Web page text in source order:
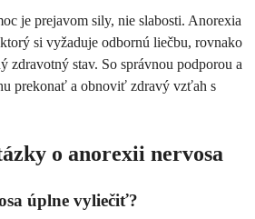
je prejavom sily, nie slabosti. Anorexia
si vyžaduje odbornú liečbu, rovnako
zdravotný stav. So správnou podporou a
prekonať a obnoviť zdravý vzťah s
o anorexii nervosa
úplne vyliečiť?